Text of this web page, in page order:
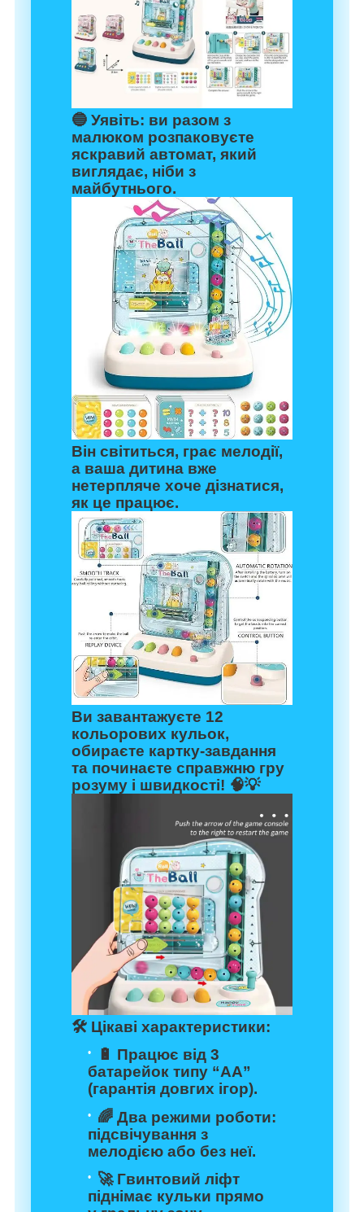
🔵 Уявіть: ви разом з
малюком розпаковуєте
яскравий автомат, який
виглядає, ніби з
майбутнього.
Він світиться, грає мелодії,
а ваша дитина вже
нетерпляче хоче дізнатися,
як це працює.
Ви завантажуєте 12
кольорових кульок,
обираєте картку-завдання
та починаєте справжню гру
розуму і швидкості! 🧠💡
🛠️ Цікаві характеристики:
🔋 Працює від 3
батарейок типу “АА”
(гарантія довгих ігор).
🌈 Два режими роботи:
підсвічування з
мелодією або без неї.
🚀 Гвинтовий ліфт
піднімає кульки прямо